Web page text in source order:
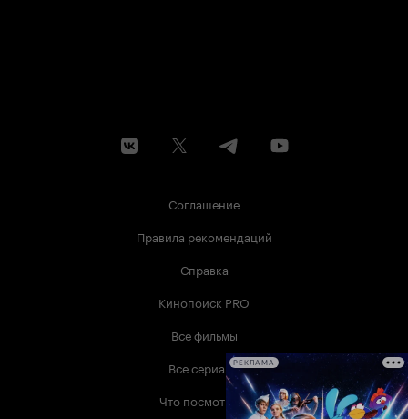
Соглашение
Правила рекомендаций
Справка
Кинопоиск PRO
Все фильмы
Все сериалы
Что посмотреть
РЕКЛАМА